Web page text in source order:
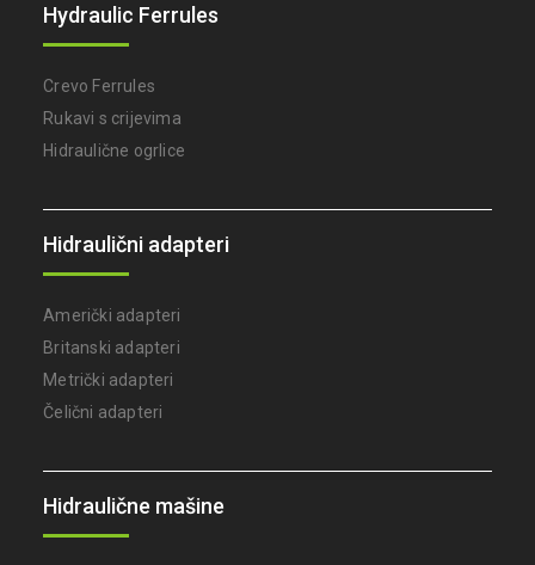
Hydraulic Ferrules
Crevo Ferrules
Rukavi s crijevima
Hidraulične ogrlice
Hidraulični adapteri
Američki adapteri
Britanski adapteri
Metrički adapteri
Čelični adapteri
Hidraulične mašine